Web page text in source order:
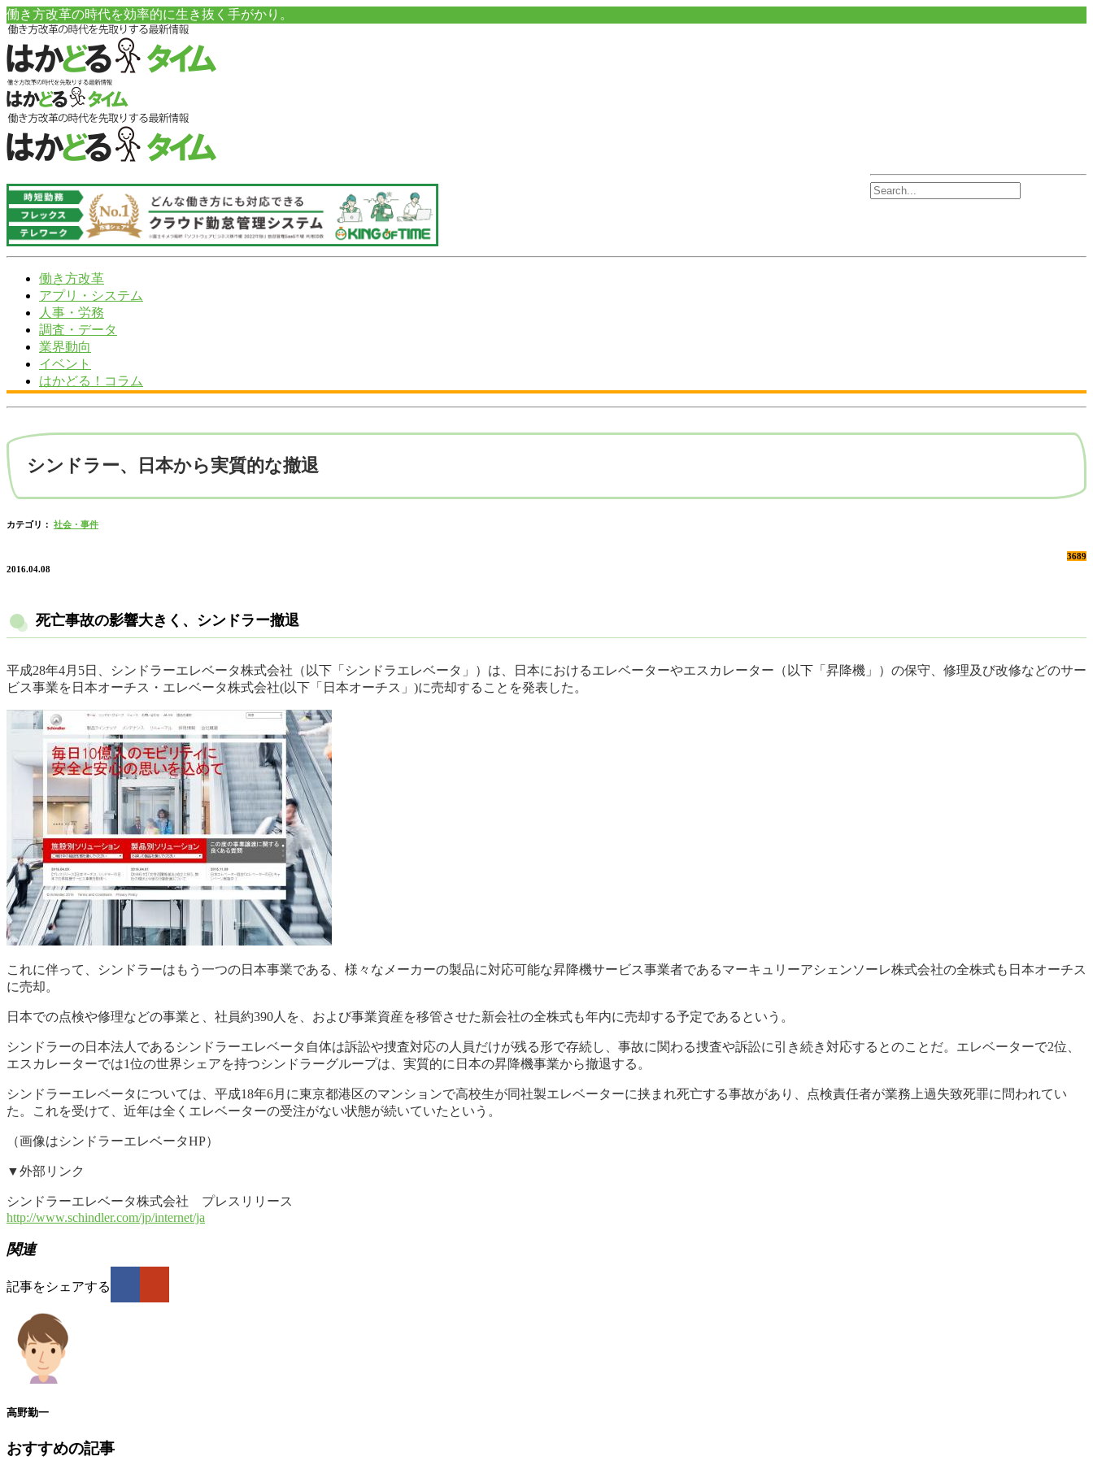
働き方改革の時代を効率的に生き抜く手がかり。
働き方改革
アプリ・システム
人事・労務
調査・データ
業界動向
イベント
はかどる！コラム
シンドラー、日本から実質的な撤退
カテゴリ： 社会・事件
3689
2016.04.08
死亡事故の影響大きく、シンドラー撤退
平成28年4月5日、シンドラーエレベータ株式会社（以下「シンドラエレベータ」）は、日本におけるエレベーターやエスカレーター（以下「昇降機」）の保守、修理及び改修などのサー
ビス事業を日本オーチス・エレベータ株式会社(以下「日本オーチス」)に売却することを発表した。
これに伴って、シンドラーはもう一つの日本事業である、様々なメーカーの製品に対応可能な昇降機サービス事業者であるマーキュリーアシェンソーレ株式会社の全株式も日本オーチス
に売却。
日本での点検や修理などの事業と、社員約390人を、および事業資産を移管させた新会社の全株式も年内に売却する予定であるという。
シンドラーの日本法人であるシンドラーエレベータ自体は訴訟や捜査対応の人員だけが残る形で存続し、事故に関わる捜査や訴訟に引き続き対応するとのことだ。エレベーターで2位、
エスカレーターでは1位の世界シェアを持つシンドラーグループは、実質的に日本の昇降機事業から撤退する。
シンドラーエレベータについては、平成18年6月に東京都港区のマンションで高校生が同社製エレベーターに挟まれ死亡する事故があり、点検責任者が業務上過失致死罪に問われてい
た。これを受けて、近年は全くエレベーターの受注がない状態が続いていたという。
（画像はシンドラーエレベータHP）
▼外部リンク
シンドラーエレベータ株式会社 プレスリリース
http://www.schindler.com/jp/internet/ja
関連
記事をシェアする
高野勤一
おすすめの記事